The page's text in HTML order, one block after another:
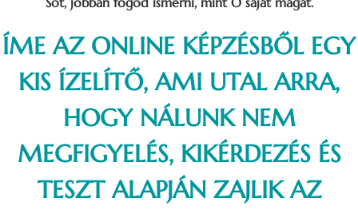
ÍME AZ ONLINE KÉPZÉSBŐL EGY
KIS ÍZELÍTŐ, AMI UTAL ARRA,
HOGY NÁLUNK NEM
MEGFIGYELÉS, KIKÉRDEZÉS ÉS
TESZT ALAPJÁN ZAJLIK AZ